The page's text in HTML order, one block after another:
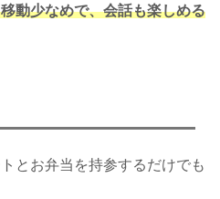
動少なめで、会話も楽しめる
とお弁当を持参するだけでも